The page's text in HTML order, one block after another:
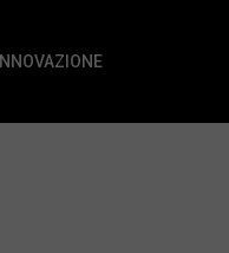
INNOVAZIONE